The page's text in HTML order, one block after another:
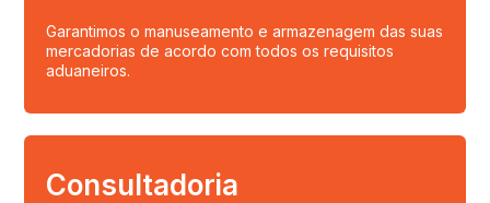
Garantimos o manuseamento e armazenagem das suas
mercadorias de acordo com todos os requisitos
aduaneiros.
Consultadoria